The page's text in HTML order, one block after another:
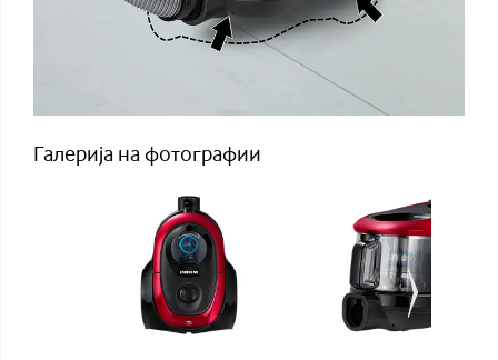
Галерија на фотографии